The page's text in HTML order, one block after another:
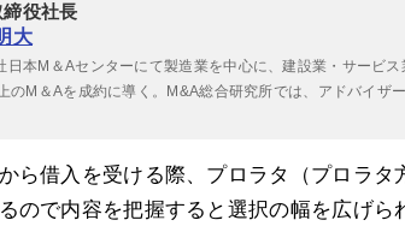
役社長
大
日本M＆Aセンターにて製造業を中心に、建設業・サービ
のM＆Aを成約に導く。M&A総合研究所では、アドバイザ
ら借入を受ける際、プロラタ（プロラ
ので内容を把握すると選択の幅を広げら